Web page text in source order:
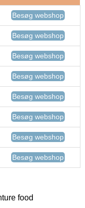
Besøg webshop
Besøg webshop
Besøg webshop
Besøg webshop
Besøg webshop
Besøg webshop
Besøg webshop
Besøg webshop
food